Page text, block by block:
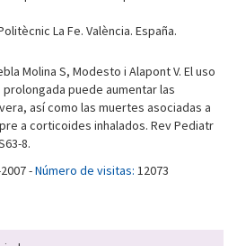
La Fe. València. España.
Molina S, Modesto i Alapont V. El uso
puede aumentar las
así como las muertes asociadas a
a corticoides inhalados. Rev Pediatr
8.
-Número de visitas: 12073